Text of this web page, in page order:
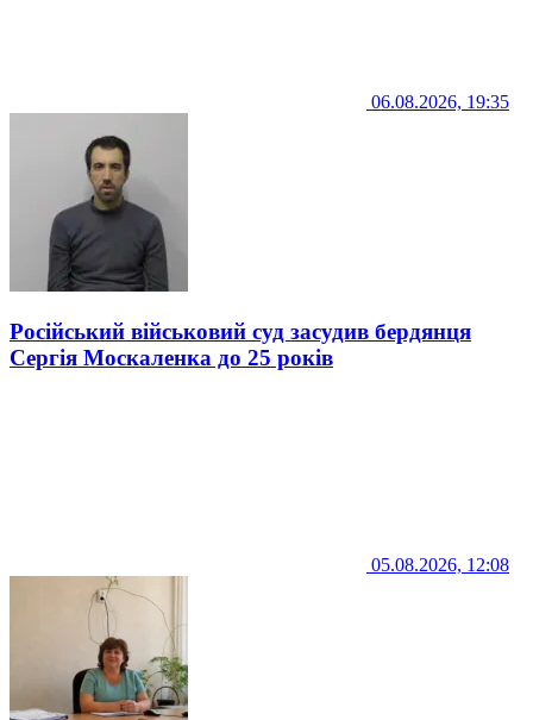
06.08.2026, 19:35
Російський військовий суд засудив бердянця
Сергія Москаленка до 25 років
05.08.2026, 12:08